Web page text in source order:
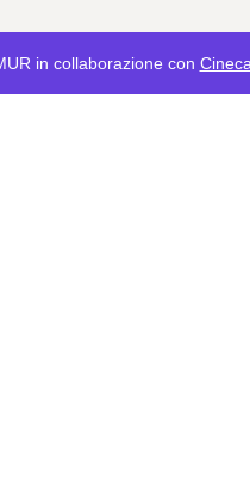
in collaborazione con